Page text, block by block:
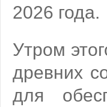
2026 года.
Утром
древних
для